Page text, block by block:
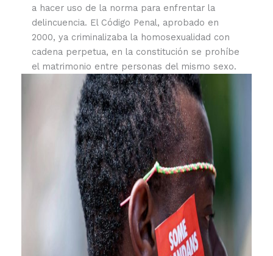
a hacer uso de la norma para enfrentar la
delincuencia. El Código Penal, aprobado en
2000, ya criminalizaba la homosexualidad con
cadena perpetua, en la constitución se prohíbe
el matrimonio entre personas del mismo sexo.